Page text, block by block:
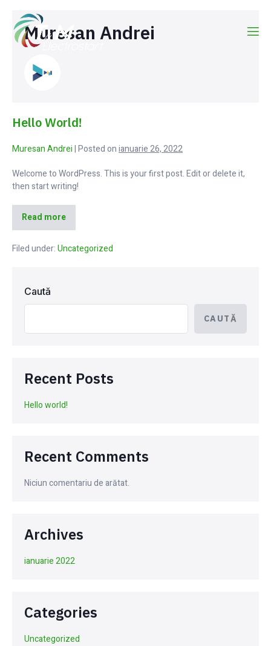
Muresan Andrei
Hello World!
Muresan Andrei|Posted onianuarie 26, 2022
Welcome to WordPress. This is your first post. Edit or delete it,
then start writing!
Read more
Filed under:Uncategorized
Caută
CAUTĂ
Recent Posts
Hello world!
Recent Comments
Niciun comentariu de arătat.
Archives
ianuarie 2022
Categories
Uncategorized